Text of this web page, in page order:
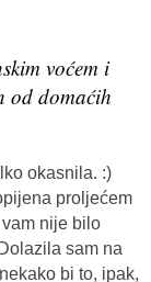
voćem i
od domaćih
okasnila. :)
proljećem
nije bilo
sam na
bi to, ipak,